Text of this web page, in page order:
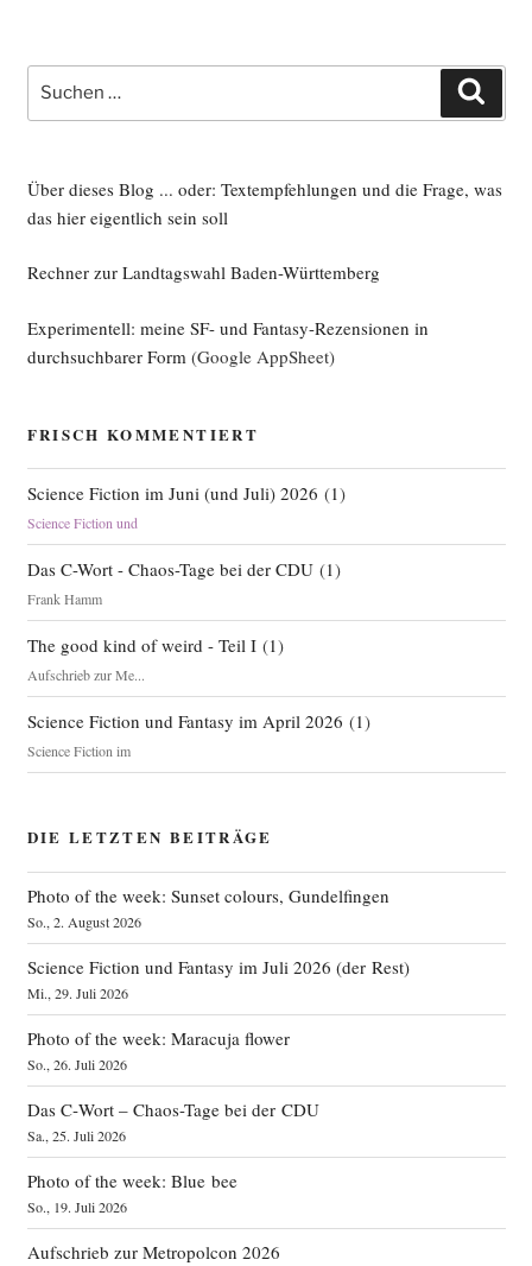
allen“
Suche
nach:
Über dieses Blog ... oder: Textempfehlungen und die Frage, was
das hier eigentlich sein soll
Rechner zur Landtagswahl Baden-Württemberg
Experimentell: meine SF- und Fantasy-Rezensionen in
durchsuchbarer Form (Google AppSheet)
FRISCH KOMMENTIERT
Science Fiction im Juni (und Juli) 2026 (1)
Science Fiction und
Das C-Wort - Chaos-Tage bei der CDU(1)
Frank Hamm
The good kind of weird - Teil I(1)
Aufschrieb zur Me...
Science Fiction und Fantasy im April 2026 (1)
Science Fiction im
DIE LETZTEN BEITRÄGE
Photo of the week: Sunset colours, Gundelfingen
So., 2. August 2026
Science Fiction und Fantasy im Juli 2026 (der Rest)
Mi., 29. Juli 2026
Photo of the week: Maracuja flower
So., 26. Juli 2026
Das C‑Wort – Chaos-Tage bei der CDU
Sa., 25. Juli 2026
Photo of the week: Blue bee
So., 19. Juli 2026
Aufschrieb zur Metropolcon 2026